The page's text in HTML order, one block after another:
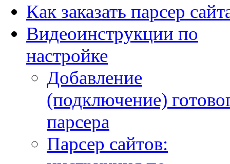
Как заказать парсер
Видеоинструкции по
настройке
Добавление
(подключение)
парсера
Парсер сайтов: